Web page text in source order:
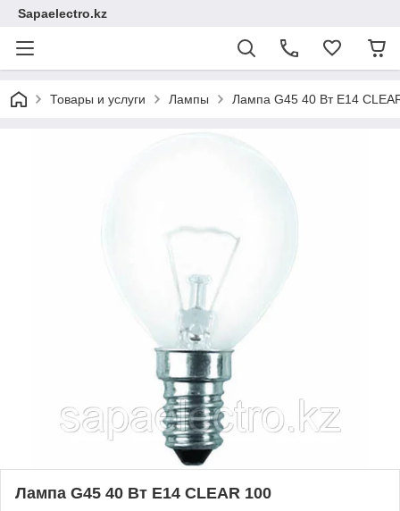
Sapaelectro.kz
Товары и услуги Лампы Лампа G45 40 Вт E14
Лампа G45 40 Вт E14 CLEAR 100